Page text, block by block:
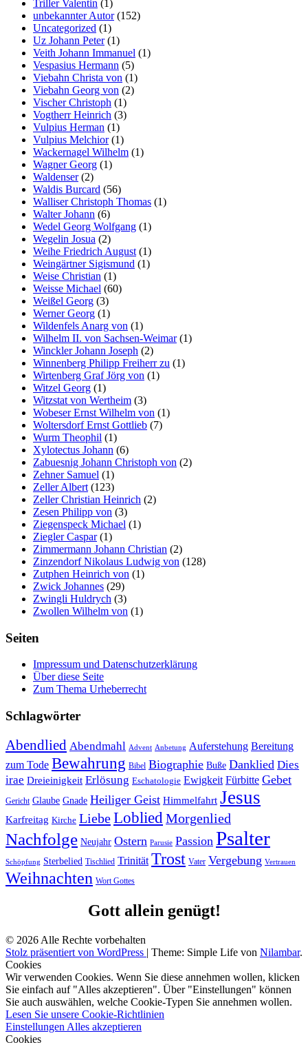
Triller Valentin (1)
unbekannter Autor(152)
Uncategorized (1)
Uz Johann Peter(1)
Veith Johann Immanuel (1)
Vespasius Hermann (5)
Viebahn Christa von (1)
Viebahn Georg von (2)
Vischer Christoph (1)
Vogtherr Heinrich (3)
Vulpius Herman (1)
Vulpius Melchior(1)
Wackernagel Wilhelm (1)
Wagner Georg (1)
Waldenser(2)
Waldis Burcard (56)
Walliser Christoph Thomas (1)
Walter Johann (6)
Wedel Georg Wolfgang (1)
Wegelin Josua (2)
Weihe Friedrich August (1)
Weingärtner Sigismund (1)
Weise Christian (1)
Weisse Michael (60)
Weißel Georg (3)
Werner Georg (1)
Wildenfels Anarg von (1)
Wilhelm II. von Sachsen-Weimar(1)
Winckler Johann Joseph (2)
Winnenberg Philipp Freiherr zu (1)
Wirtenberg Graf Jörg von (1)
Witzel Georg (1)
Witzstat von Wertheim (3)
Wobeser Ernst Wilhelm von (1)
Woltersdorf Ernst Gottlieb (7)
Wurm Theophil (1)
Xylotectus Johann (6)
Zabuesnig Johann Christoph von (2)
Zehner Samuel (1)
Zeller Albert (123)
Zeller Christian Heinrich (2)
Zesen Philipp von (3)
Ziegenspeck Michael (1)
Ziegler Caspar(1)
Zimmermann Johann Christian (2)
Zinzendorf Nikolaus Ludwig von (128)
Zutphen Heinrich von (1)
Zwick Johannes (29)
Zwingli Huldrych (3)
Zwollen Wilhelm von (1)
Seiten
Impressum und Datenschutzerklärung
Über diese Seite
Zum Thema Urheberrecht
Schlagwörter
Abendlied Abendmahl Advent Anbetung Auferstehung Bereitung
zum Tode Bewahrung Bibel Biographie Buße Danklied Dies
irae Dreieinigkeit Erlösung Eschatologie Ewigkeit Fürbitte Gebet
Gericht Glaube Gnade Heiliger Geist Himmelfahrt Jesus
Karfreitag Kirche LiebeLoblied Morgenlied
Nachfolge Neujahr Ostern Parusie Passion Psalter
Schöpfung Sterbelied Tischlied Trinität Trost Vater Vergebung Vertrauen
Weihnachten Wort Gottes
Gott allein genügt!
© 2026 Alle Rechte vorbehalten
Stolz präsentiert von WordPress | Theme: Simple Life von Nilambar.
Cookies
Wir verwenden Cookies. Wenn Sie diese annehmen wollen, klicken
Sie einfach auf "Alles akzeptieren". Über "Einstellungen" können
Sie auch auswählen, welche Cookie-Typen Sie annehmen wollen.
Lesen Sie unsere Cookie-Richtlinien
Einstellungen Alles akzeptieren
Cookies